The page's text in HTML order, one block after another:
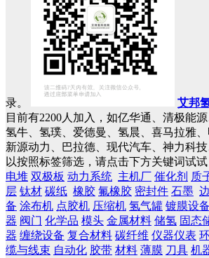
录。 艾邦
目前有2200人加入，如亿华通、清极能
氢牛、氢璞、爱德曼、氢晨、喜马拉雅、
新源动力、巴拉德、现代汽车、神力科
以按照标签筛选，请点击下方关键词试试
电堆 双极板 动力系统 主机厂 催化剂 质
层 钛材 碳纸 橡胶 氟橡胶 密封件 石墨
备 涂布机 点胶机 压缩机 氢气罐 镀膜设备
器 阀门 化学品 模头 金属材料 储氢 固态
器 缠绕设备 复合材料 碳纤维 仪器仪表
缆与线束 自动化 胶带 材料 薄膜 刀具 机